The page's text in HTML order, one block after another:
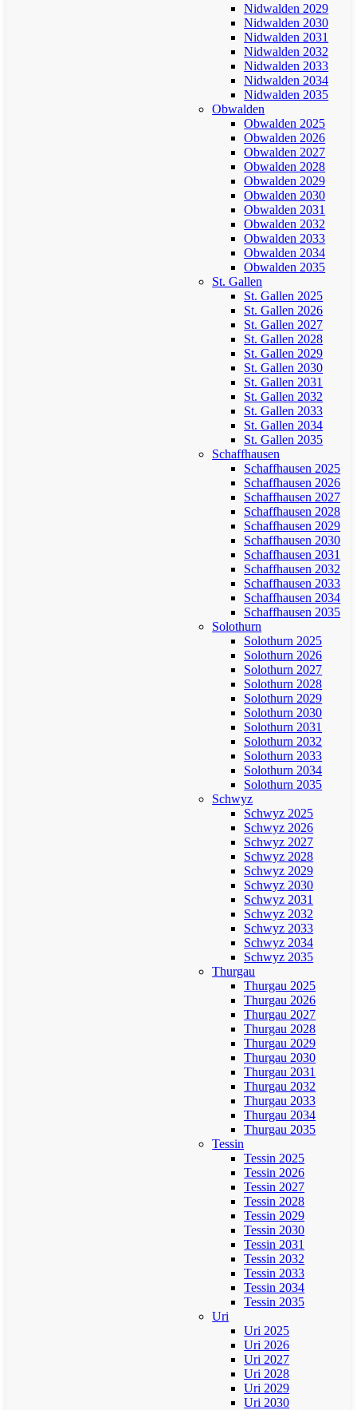
Nidwalden 2029
Nidwalden 2030
Nidwalden 2031
Nidwalden 2032
Nidwalden 2033
Nidwalden 2034
Nidwalden 2035
Obwalden
Obwalden 2025
Obwalden 2026
Obwalden 2027
Obwalden 2028
Obwalden 2029
Obwalden 2030
Obwalden 2031
Obwalden 2032
Obwalden 2033
Obwalden 2034
Obwalden 2035
St. Gallen
St. Gallen 2025
St. Gallen 2026
St. Gallen 2027
St. Gallen 2028
St. Gallen 2029
St. Gallen 2030
St. Gallen 2031
St. Gallen 2032
St. Gallen 2033
St. Gallen 2034
St. Gallen 2035
Schaffhausen
Schaffhausen 2025
Schaffhausen 2026
Schaffhausen 2027
Schaffhausen 2028
Schaffhausen 2029
Schaffhausen 2030
Schaffhausen 2031
Schaffhausen 2032
Schaffhausen 2033
Schaffhausen 2034
Schaffhausen 2035
Solothurn
Solothurn 2025
Solothurn 2026
Solothurn 2027
Solothurn 2028
Solothurn 2029
Solothurn 2030
Solothurn 2031
Solothurn 2032
Solothurn 2033
Solothurn 2034
Solothurn 2035
Schwyz
Schwyz 2025
Schwyz 2026
Schwyz 2027
Schwyz 2028
Schwyz 2029
Schwyz 2030
Schwyz 2031
Schwyz 2032
Schwyz 2033
Schwyz 2034
Schwyz 2035
Thurgau
Thurgau 2025
Thurgau 2026
Thurgau 2027
Thurgau 2028
Thurgau 2029
Thurgau 2030
Thurgau 2031
Thurgau 2032
Thurgau 2033
Thurgau 2034
Thurgau 2035
Tessin
Tessin 2025
Tessin 2026
Tessin 2027
Tessin 2028
Tessin 2029
Tessin 2030
Tessin 2031
Tessin 2032
Tessin 2033
Tessin 2034
Tessin 2035
Uri
Uri 2025
Uri 2026
Uri 2027
Uri 2028
Uri 2029
Uri 2030